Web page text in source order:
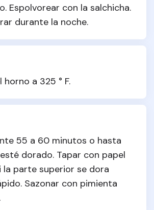
Espolvorear con la salchicha.
durante la noche.
a 325 ° F.
55 a 60 minutos o hasta
dorado. Tapar con papel
la parte superior se dora
Sazonar con pimienta